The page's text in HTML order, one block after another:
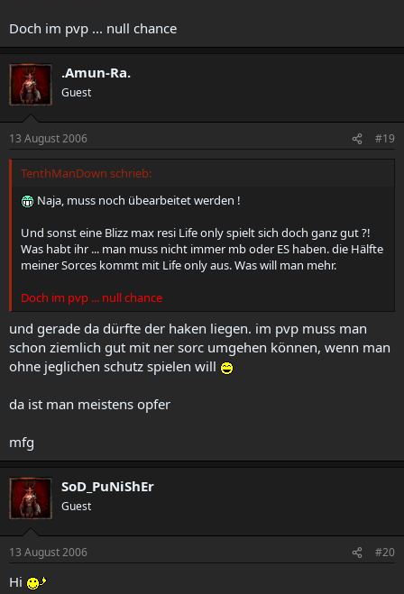
Doch im pvp ... null chance
.Amun-Ra.
Guest
13 August 2006 #19
TenthManDown schrieb:
Naja, muss noch übearbeitet werden !
Und sonst eine Blizz max resi Life only spielt sich doch ganz gut ?!
Was habt ihr ... man muss nicht immer mb oder ES haben. die Hälfte
meiner Sorces kommt mit Life only aus. Was will man mehr.
Doch im pvp ... null chance
und gerade da dürfte der haken liegen. im pvp muss man
schon ziemlich gut mit ner sorc umgehen können, wenn man
ohne jeglichen schutz spielen will
da ist man meistens opfer
mfg
SoD_PuNiShEr
Guest
13 August 2006 #20
Hi